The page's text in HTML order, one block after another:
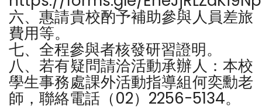
六、惠請貴校酌予補助參與人員差旅
費用等。
七、全程參與者核發研習證明。
八、若有疑問請洽活動承辦人：本校
學生事務處課外活動指導組何奕勳老
師，聯絡電話（02）2256-5134。